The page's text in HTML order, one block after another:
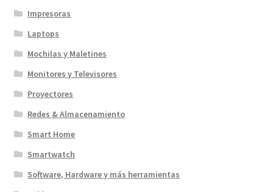
Impresoras
Laptops
Mochilas y Maletines
Monitores y Televisores
Proyectores
Redes & Almacenamiento
Smart Home
Smartwatch
Software, Hardware y más herramientas